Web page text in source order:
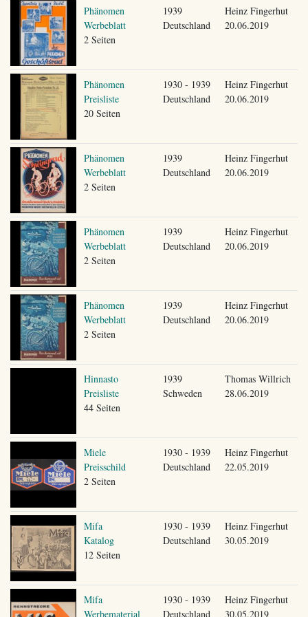
Phänomen
Werbeblatt
2 Seiten
1939
Deutschland
Heinz Fingerhut
20.06.2019
Phänomen
Preisliste
20 Seiten
1930 - 1939
Deutschland
Heinz Fingerhut
20.06.2019
Phänomen
Werbeblatt
2 Seiten
1939
Deutschland
Heinz Fingerhut
20.06.2019
Phänomen
Werbeblatt
2 Seiten
1939
Deutschland
Heinz Fingerhut
20.06.2019
Phänomen
Werbeblatt
2 Seiten
1939
Deutschland
Heinz Fingerhut
20.06.2019
Hinnasto
Preisliste
44 Seiten
1939
Schweden
Thomas Willrich
28.06.2019
Miele
Preisschild
2 Seiten
1930 - 1939
Deutschland
Heinz Fingerhut
22.05.2019
Mifa
Katalog
12 Seiten
1930 - 1939
Deutschland
Heinz Fingerhut
30.05.2019
Mifa
Werbematerial
1930 - 1939
Deutschland
Heinz Fingerhut
30.05.2019